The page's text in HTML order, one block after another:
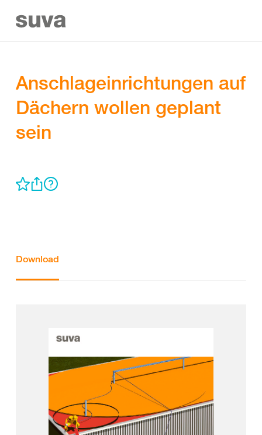
Anschlageinrichtungen auf
Dächern wollen geplant
sein
Download